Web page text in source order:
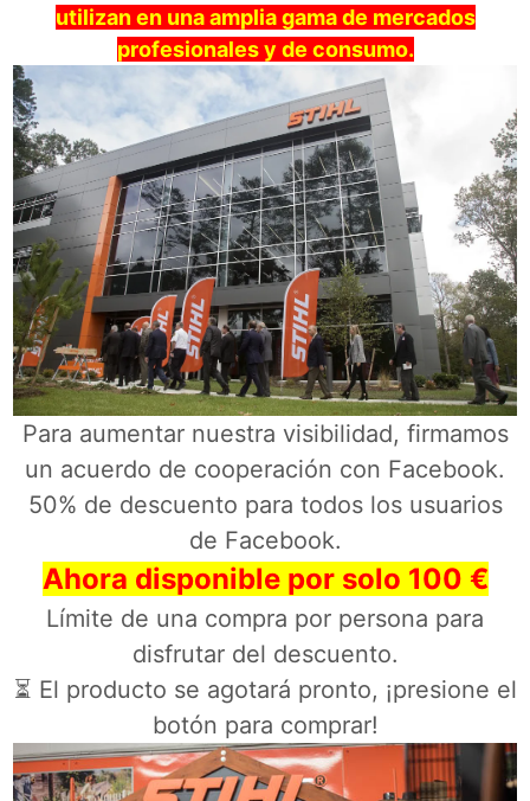
utilizan en una amplia gama de mercados
profesionales y de consumo.
Para aumentar nuestra visibilidad, firmamos
un acuerdo de cooperación con Facebook.
50% de descuento para todos los usuarios
de Facebook.
Ahora disponible por solo 100 €
Límite de una compra por persona para
disfrutar del descuento.
⏳ El producto se agotará pronto, ¡presione el
botón para comprar!